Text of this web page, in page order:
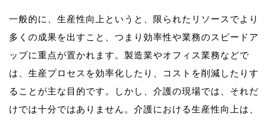
一般的に、生産性向上というと、限られたリソースでより
多くの成果を出すこと、つまり効率性や業務のスピードア
ップに重点が置かれます。製造業やオフィス業務などで
は、生産プロセスを効率化したり、コストを削減したりす
ることが主な目的です。しかし、介護の現場では、それだ
けでは十分ではありません。介護における生産性向上は、